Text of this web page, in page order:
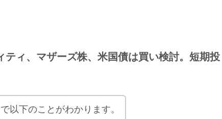
ティ、マザーズ株、米国債は買い検討。短期投
以下のことがわかります。